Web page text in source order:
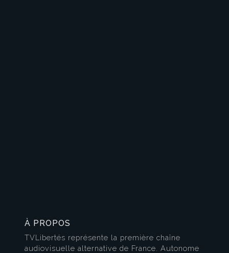
À PROPOS
TVLibertés représente la première chaîne
audiovisuelle alternative de France. Autonome